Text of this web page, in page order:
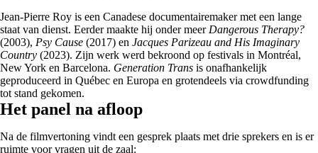
Jean-Pierre Roy is een Canadese documentairemaker met een lange
staat van dienst. Eerder maakte hij onder meer Dangerous Therapy?
(2003), Psy Cause (2017) en Jacques Parizeau and His Imaginary
Country (2023). Zijn werk werd bekroond op festivals in Montréal,
New York en Barcelona. Generation Trans is onafhankelijk
geproduceerd in Québec en Europa en grotendeels via crowdfunding
tot stand gekomen.
Het panel na afloop
Na de filmvertoning vindt een gesprek plaats met drie sprekers en is er
ruimte voor vragen uit de zaal: